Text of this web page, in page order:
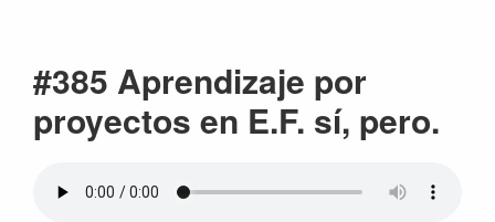
#385 Aprendizaje por
proyectos en E.F. sí, pero.